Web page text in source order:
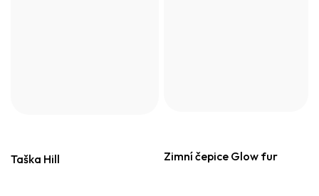
Taška Hill Zimní čepice Glow fur